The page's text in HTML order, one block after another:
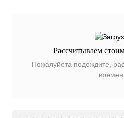
Рассчитываем
Пожалуйста подождите,